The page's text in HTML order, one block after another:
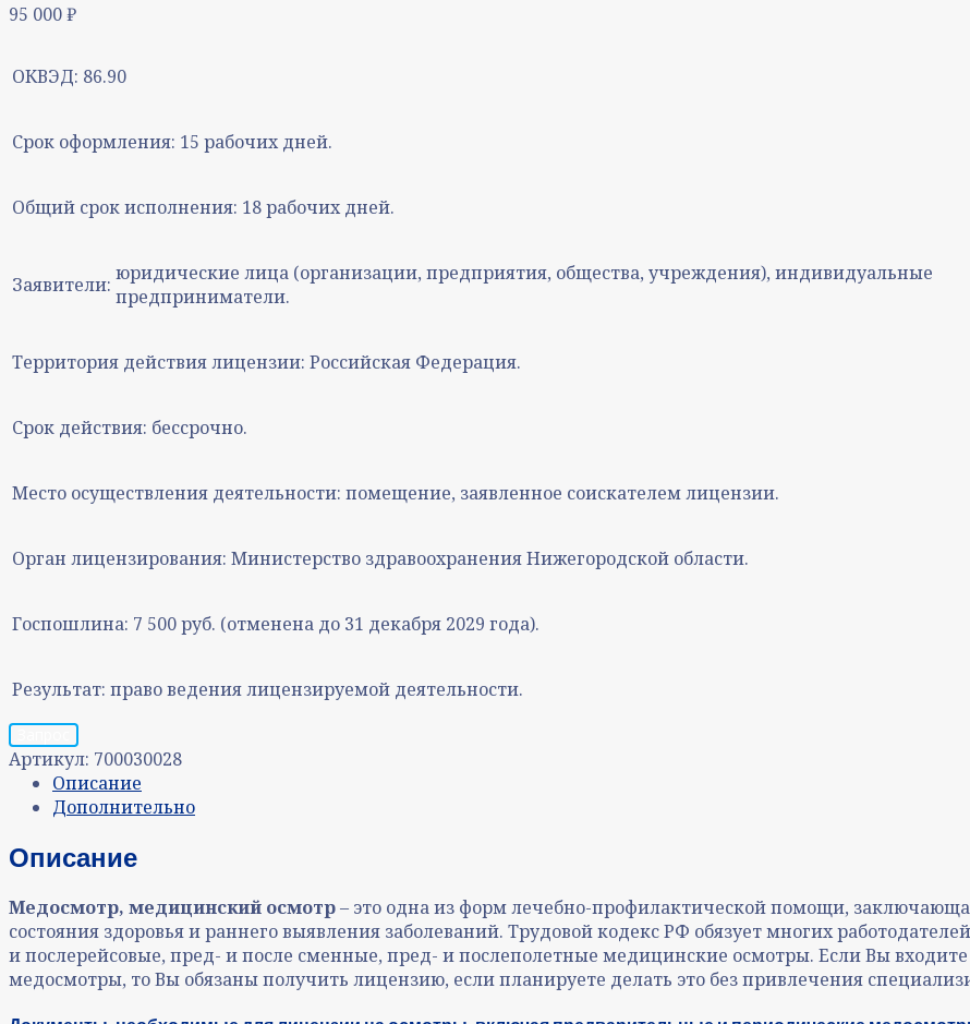
95 000₽
ОКВЭД: 86.90
Срок оформления: 15 рабочих дней.
Общий срок исполнения: 18 рабочих дней.
Заявители: юридические лица (организации, предприятия, общества, учреждения), индивидуальные
предприниматели.
Территория действия лицензии: Российская Федерация.
Срок действия: бессрочно.
Место осуществления деятельности: помещение, заявленное соискателем лицензии.
Орган лицензирования: Министерство здравоохранения Нижегородской области.
Госпошлина: 7 500 руб. (отменена до 31 декабря 2029 года).
Результат: право ведения лицензируемой деятельности.
Артикул: 700030028
Описание
Дополнительно
Описание
Медосмотр, медицинский осмотр– это одна из форм лечебно-профилактической помощи,
состояния здоровья и раннего выявления заболеваний. Трудовой кодекс РФ обязует многих
и послерейсовые, пред- и после сменные, пред- и послеполетные медицинские осмотры. Если Вы входите
медосмотры, то Вы обязаны получить лицензию, если планируете делать это без привлечения